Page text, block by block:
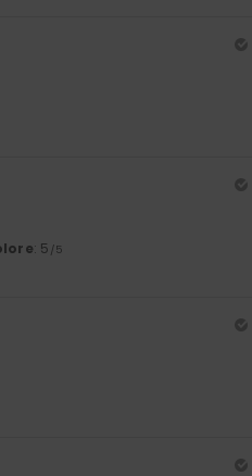
: 5 /5